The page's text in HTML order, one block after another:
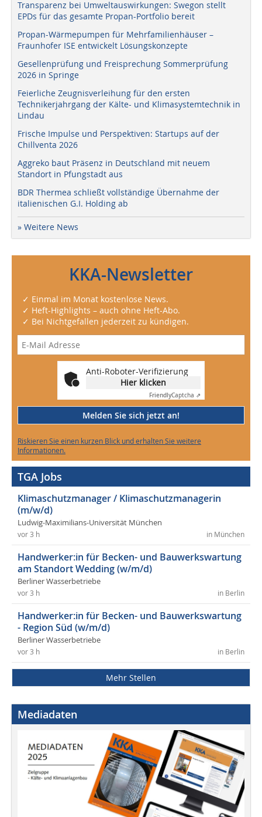
Transparenz bei Umweltauswirkungen: Swegon stellt
EPDs für das gesamte Propan-Portfolio bereit
Propan-Wärmepumpen für Mehrfamilienhäuser –
Fraunhofer ISE entwickelt Lösungskonzepte
Gesellenprüfung und Freisprechung Sommerprüfung
2026 in Springe
Feierliche Zeugnisverleihung für den ersten
Technikerjahrgang der Kälte- und Klimasystemtechnik in
Lindau
Frische Impulse und Perspektiven: Startups auf der
Chillventa 2026
Aggreko baut Präsenz in Deutschland mit neuem
Standort in Pfungstadt aus
BDR Thermea schließt vollständige Übernahme der
italienischen G.I. Holding ab
» Weitere News
KKA-Newsletter
✓ Einmal im Monat kostenlose News.
✓ Heft-Highlights – auch ohne Heft-Abo.
✓ Bei Nichtgefallen jederzeit zu kündigen.
Anti-Roboter-Verifizierung
Hier klicken
FriendlyCaptcha ⇗
Melden Sie sich jetzt an!
Riskieren Sie einen kurzen Blick und erhalten Sie weitere
Informationen.
TGA Jobs
Klimaschutzmanager / Klimaschutzmanagerin
(m/w/d)
Ludwig-Maximilians-Universität München
in München
vor 3 h
Handwerker:in für Becken- und Bauwerkswartung
am Standort Wedding (w/m/d)
Berliner Wasserbetriebe
in Berlin
vor 3 h
Handwerker:in für Becken- und Bauwerkswartung
- Region Süd (w/m/d)
Berliner Wasserbetriebe
in Berlin
vor 3 h
Mehr Stellen
Mediadaten